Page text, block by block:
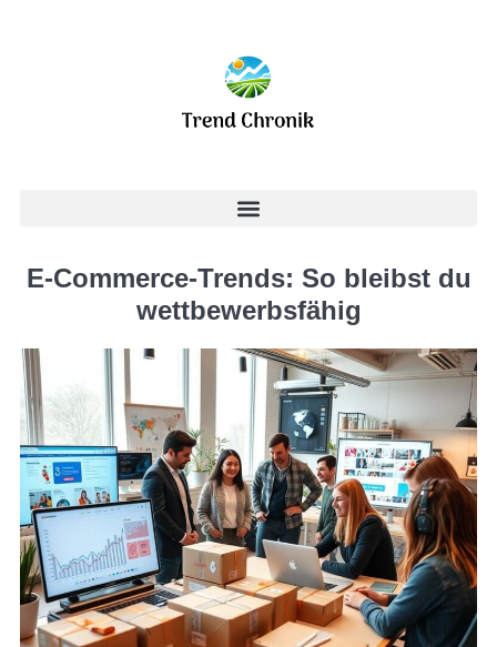
E-Commerce-Trends: So bleibst du
wettbewerbsfähig